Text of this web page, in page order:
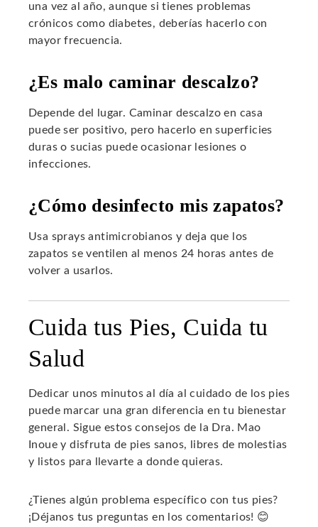
una vez al año, aunque si tienes problemas
crónicos como diabetes, deberías hacerlo con
mayor frecuencia.
¿Es malo caminar descalzo?
Depende del lugar. Caminar descalzo en casa
puede ser positivo, pero hacerlo en superficies
duras o sucias puede ocasionar lesiones o
infecciones.
¿Cómo desinfecto mis zapatos?
Usa sprays antimicrobianos y deja que los
zapatos se ventilen al menos 24 horas antes de
volver a usarlos.
Cuida tus Pies, Cuida tu
Salud
Dedicar unos minutos al día al cuidado de los pies
puede marcar una gran diferencia en tu bienestar
general. Sigue estos consejos de la Dra. Mao
Inoue y disfruta de pies sanos, libres de molestias
y listos para llevarte a donde quieras.
¿Tienes algún problema específico con tus pies?
¡Déjanos tus preguntas en los comentarios! 😊